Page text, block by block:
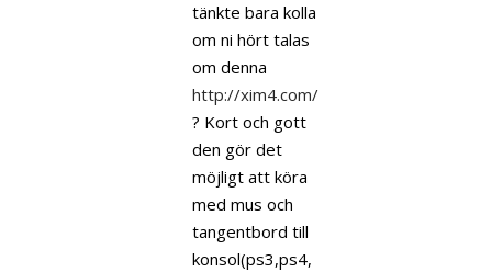
tänkte bara kolla
om ni hört talas
om denna
http://xim4.com/
? Kort och gott
den gör det
möjligt att köra
med mus och
tangentbord till
konsol(ps3,ps4,